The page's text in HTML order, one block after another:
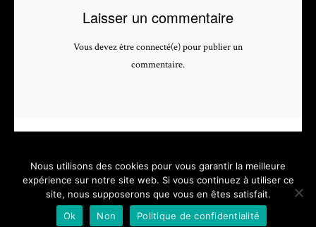
Laisser un commentaire
Vous devez être connecté(e) pour publier un
commentaire.
PHOTOGRAPHE & VIDEASTE PROFESSIONNEL - depuis 2005 -
Nous utilisons des cookies pour vous garantir la meilleure
expérience sur notre site web. Si vous continuez à utiliser ce
site, nous supposerons que vous en êtes satisfait.
Ok
Non Politique de confidentialité